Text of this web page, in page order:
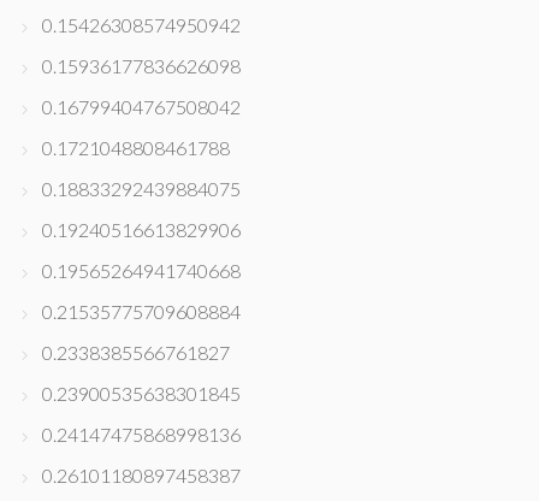
0.15426308574950942
0.15936177836626098
0.16799404767508042
0.1721048808461788
0.18833292439884075
0.19240516613829906
0.19565264941740668
0.21535775709608884
0.2338385566761827
0.23900535638301845
0.24147475868998136
0.26101180897458387